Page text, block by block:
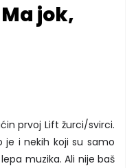
jok,
prvoj Lift žurci/svirci.
je i nekih koji su samo
muzika. Ali nije baš